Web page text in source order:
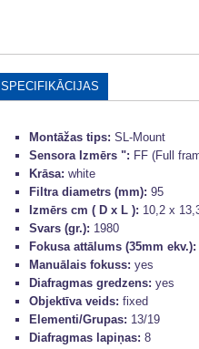
SPECIFIKĀCIJAS
Montāžas tips: SL-Mount
Sensora Izmērs ": FF (Full
Krāsa: white
Filtra diametrs (mm): 95
Izmērs cm ( D x L ): 10,2 x
Svars (gr.): 1980
Fokusa attālums (35mm ekv.):
Manuālais fokuss: yes
Diafragmas gredzens: yes
Objektīva veids: fixed
Elementi/Grupas: 13/19
Diafragmas lapiņas: 8